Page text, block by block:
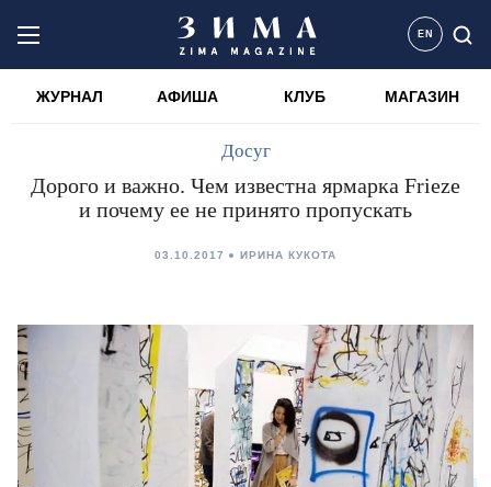
EN
ЖУРНАЛ АФИША КЛУБ МАГАЗИН
Досуг
Дорого и важно. Чем известна ярмарка Frieze
и почему ее не принято пропускать
03.10.2017 ИРИНА КУКОТА